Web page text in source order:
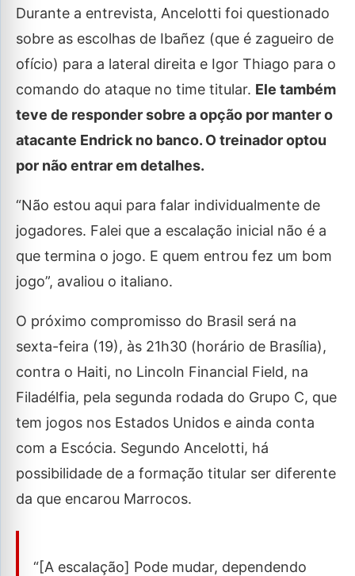
Durante a entrevista, Ancelotti foi questionado
sobre as escolhas de Ibañez (que é zagueiro de
ofício) para a lateral direita e Igor Thiago para o
comando do ataque no time titular. Ele também
teve de responder sobre a opção por manter o
atacante Endrick no banco. O treinador optou
por não entrar em detalhes.
“Não estou aqui para falar individualmente de
jogadores. Falei que a escalação inicial não é a
que termina o jogo. E quem entrou fez um bom
jogo”, avaliou o italiano.
O próximo compromisso do Brasil será na
sexta-feira (19), às 21h30 (horário de Brasília),
contra o Haiti, no Lincoln Financial Field, na
Filadélfia, pela segunda rodada do Grupo C, que
tem jogos nos Estados Unidos e ainda conta
com a Escócia. Segundo Ancelotti, há
possibilidade de a formação titular ser diferente
da que encarou Marrocos.
“[A escalação] Pode mudar, dependendo